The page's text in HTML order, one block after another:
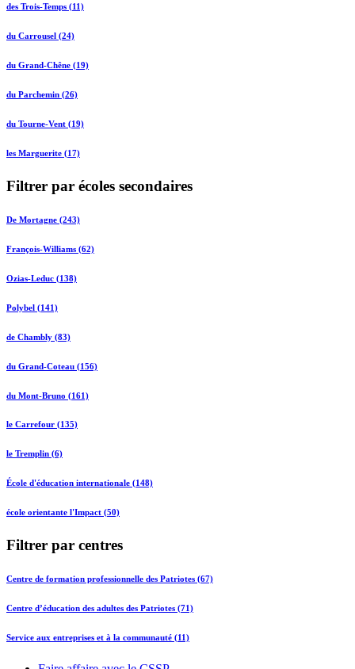
des Trois-Temps (11)
du Carrousel (24)
du Grand-Chêne (19)
du Parchemin (26)
du Tourne-Vent (19)
les Marguerite (17)
Filtrer par écoles secondaires
De Mortagne (243)
François-Williams (62)
Ozias-Leduc (138)
Polybel (141)
de Chambly (83)
du Grand-Coteau (156)
du Mont-Bruno (161)
le Carrefour (135)
le Tremplin (6)
École d'éducation internationale (148)
école orientante l'Impact (50)
Filtrer par centres
Centre de formation professionnelle des Patriotes (67)
Centre d’éducation des adultes des Patriotes (71)
Service aux entreprises et à la communauté (11)